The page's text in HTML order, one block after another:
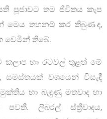
පූජාවට තම ජීවිතය කැප
මෙය තහනම් කර තිබුණ ද,
වෙමින් තිබේ.
හා රටවල් තුළත් මේ
සමස්තයක් වශයෙන් විසැඳී
හා බැඳුණු මතවාද හා
ලිබරල් ස්ත්‍රීවාදය,